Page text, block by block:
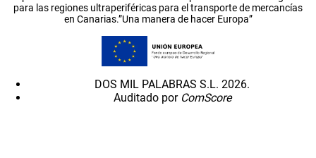
para las regiones ultraperiféricas para el transporte de mercancías
en Canarias.”Una manera de hacer Europa”
DOS MIL PALABRAS S.L. 2026.
Auditado por ComScore